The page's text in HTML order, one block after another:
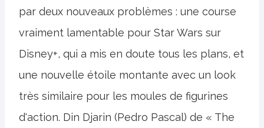
par deux nouveaux problèmes : une course
vraiment lamentable pour Star Wars sur
Disney+, qui a mis en doute tous les plans, et
une nouvelle étoile montante avec un look
très similaire pour les moules de figurines
d'action. Din Djarin (Pedro Pascal) de « The